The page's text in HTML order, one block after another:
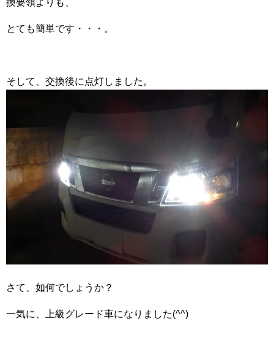
とても簡単です・・・。
そして、交換後に点灯しました。
さて、如何でしょうか？
一気に、上級グレード車になりました(^^)